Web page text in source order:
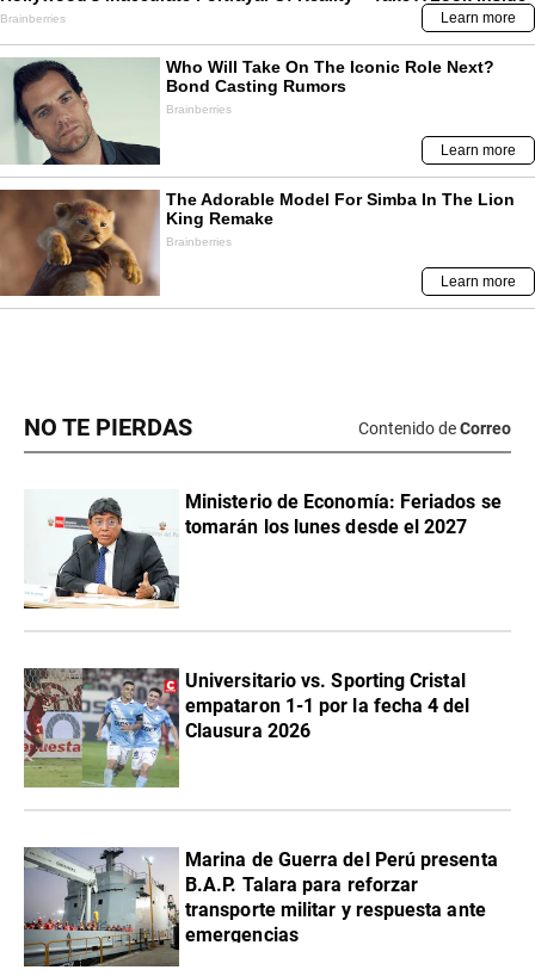
NO TE PIERDAS Contenido deCorreo
Ministerio de Economía: Feriados se
tomarán los lunes desde el 2027
Universitario vs. Sporting Cristal
empataron 1-1 por la fecha 4 del
Clausura 2026
Marina de Guerra del Perú presenta
B.A.P. Talara para reforzar
transporte militar y respuesta ante
emergencias